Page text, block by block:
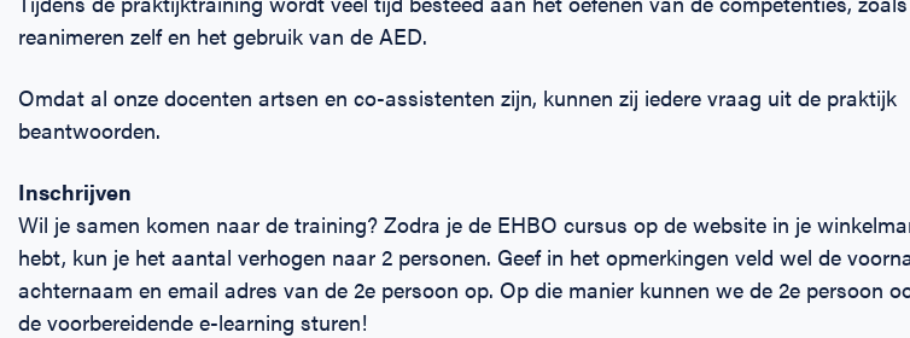
reanimeren zelf en het gebruik van de AED.
Omdat al onze docenten artsen en co-assistenten zijn, kunnen zij iedere vraag uit de praktijk
beantwoorden.
Inschrijven
Wil je samen komen naar de training? Zodra je de EHBO cursus op de website in je
hebt, kun je het aantal verhogen naar 2 personen. Geef in het opmerkingen veld wel de
achternaam en email adres van de 2e persoon op. Op die manier kunnen we de 2e persoon
de voorbereidende e-learning sturen!